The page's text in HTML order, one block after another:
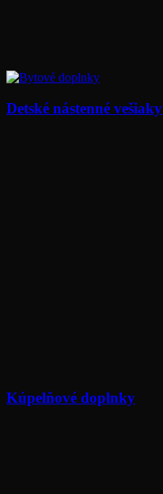
Detské nástenné vešiaky
Kúpelňové doplnky